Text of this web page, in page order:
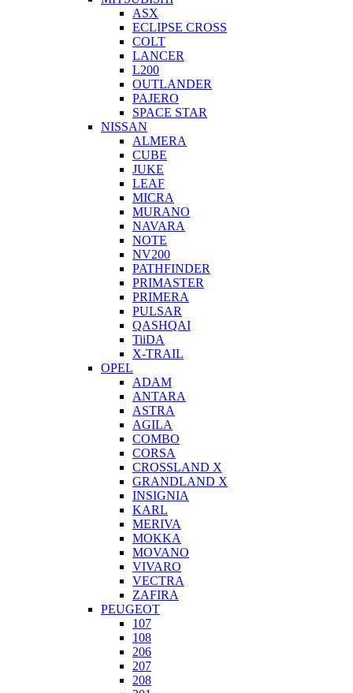
ASX
ECLIPSE CROSS
COLT
LANCER
L200
OUTLANDER
PAJERO
SPACE STAR
NISSAN
ALMERA
CUBE
JUKE
LEAF
MICRA
MURANO
NAVARA
NOTE
NV200
PATHFINDER
PRIMASTER
PRIMERA
PULSAR
QASHQAI
TiiDA
X-TRAIL
OPEL
ADAM
ANTARA
ASTRA
AGILA
COMBO
CORSA
CROSSLAND X
GRANDLAND X
INSIGNIA
KARL
MERIVA
MOKKA
MOVANO
VIVARO
VECTRA
ZAFIRA
PEUGEOT
107
108
206
207
208